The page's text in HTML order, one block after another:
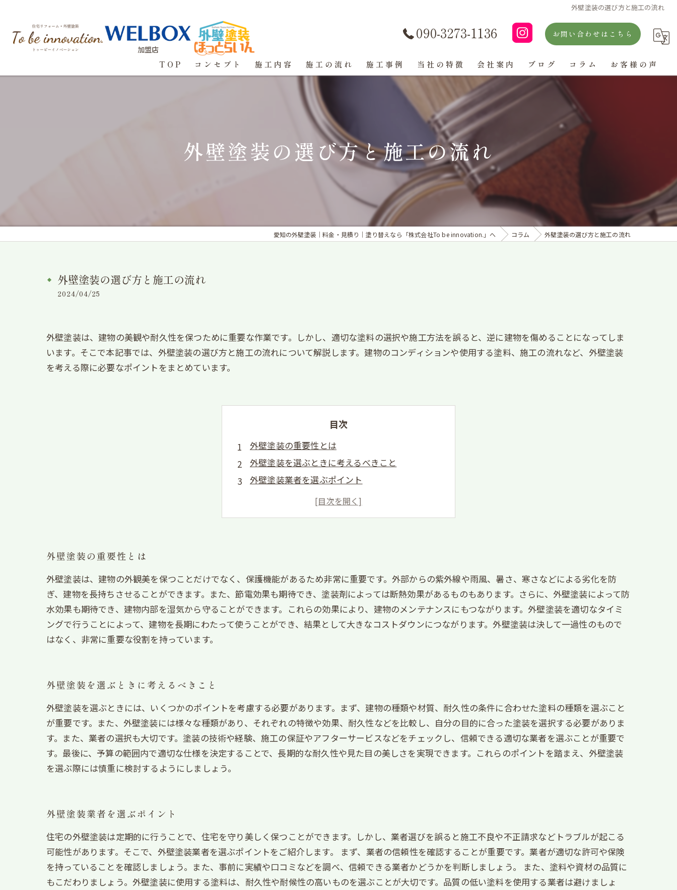
外壁塗装の選び方と施工の流れ
加盟店
090-3273-1136 お問い合わせはこちら
TOP コンセプト 施工内容 施工の流れ 施工事例 当社の特徴
戸建て
マンション
防水工事
コーキング
会社案内
よくある質問
ブログ コラム お客様の声
外壁塗装の選び方と施工の流れ
愛知の外壁塗装｜料金・見積り｜塗り替えなら「株式会社To be innovation.」へ コラム 外壁塗装の選び方と施工の流れ
外壁塗装の選び方と施工の流れ
2024/04/25
外壁塗装は、建物の美観や耐久性を保つために重要な作業です。しかし、適切な塗料の選択や施工方法を誤ると、逆に建物を傷めることになってしま
います。そこで本記事では、外壁塗装の選び方と施工の流れについて解説します。建物のコンディションや使用する塗料、施工の流れなど、外壁塗装
を考える際に必要なポイントをまとめています。
目次
外壁塗装の重要性とは
外壁塗装を選ぶときに考えるべきこと
外壁塗装業者を選ぶポイント
外壁塗装の施工の流れ
外壁塗装の重要性とは
外壁塗装は、建物の外観美を保つことだけでなく、保護機能があるため非常に重要です。外部からの紫外線や雨風、暑さ、寒さなどによる劣化を防
ぎ、建物を長持ちさせることができます。また、節電効果も期待でき、塗装剤によっては断熱効果があるものもあります。さらに、外壁塗装によって防
水効果も期待でき、建物内部を湿気から守ることができます。これらの効果により、建物のメンテナンスにもつながります。外壁塗装を適切なタイミ
ングで行うことによって、建物を長期にわたって使うことができ、結果として大きなコストダウンにつながります。外壁塗装は決して一過性のもので
はなく、非常に重要な役割を持っています。
外壁塗装を選ぶときに考えるべきこと
外壁塗装を選ぶときには、いくつかのポイントを考慮する必要があります。まず、建物の種類や材質、耐久性の条件に合わせた塗料の種類を選ぶこと
が重要です。また、外壁塗装には様々な種類があり、それぞれの特徴や効果、耐久性などを比較し、自分の目的に合った塗装を選択する必要がありま
す。また、業者の選択も大切です。塗装の技術や経験、施工の保証やアフターサービスなどをチェックし、信頼できる適切な業者を選ぶことが重要で
す。最後に、予算の範囲内で適切な仕様を決定することで、長期的な耐久性や見た目の美しさを実現できます。これらのポイントを踏まえ、外壁塗装
を選ぶ際には慎重に検討するようにしましょう。
外壁塗装業者を選ぶポイント
住宅の外壁塗装は定期的に行うことで、住宅を守り美しく保つことができます。しかし、業者選びを誤ると施工不良や不正請求などトラブルが起こる
可能性があります。そこで、外壁塗装業者を選ぶポイントをご紹介します。 まず、業者の信頼性を確認することが重要です。業者が適切な許可や保険
を持っていることを確認しましょう。また、事前に実績や口コミなどを調べ、信頼できる業者かどうかを判断しましょう。 また、塗料や資材の品質に
もこだわりましょう。外壁塗装に使用する塗料は、耐久性や耐候性の高いものを選ぶことが大切です。品質の低い塗料を使用する業者は避けましょ